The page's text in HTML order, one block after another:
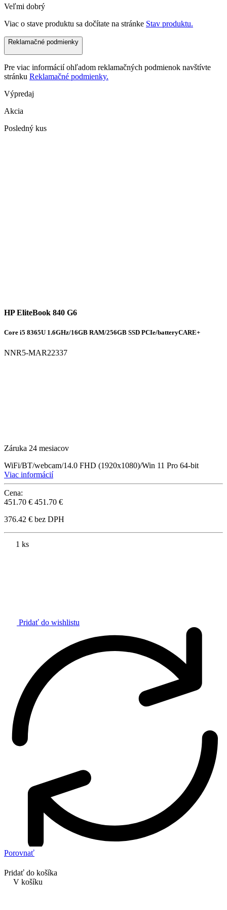
Veľmi dobrý
Viac o stave produktu sa dočítate na stránke Stav produktu.
Reklamačné podmienky
Pre viac informácií ohľadom reklamačných podmienok navštívte
stránku Reklamačné podmienky.
Výpredaj
Akcia
Posledný kus
HP EliteBook 840 G6
Core i5 8365U 1.6GHz/16GB RAM/256GB SSD PCIe/batteryCARE+
NNR5-MAR22337
Záruka 24 mesiacov
WiFi/BT/webcam/14.0 FHD (1920x1080)/Win 11 Pro 64-bit
Viac informácií
Cena:
451.70 € 451.70 €
376.42 € bez DPH
1 ks
Pridať do wishlistu
Porovnať
Pridať do košíka
V košíku